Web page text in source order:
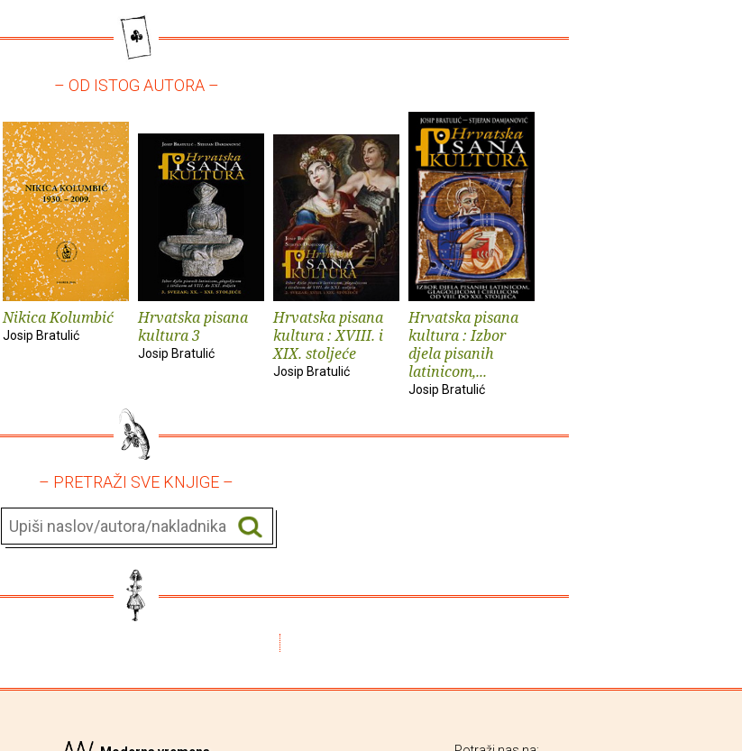
– OD ISTOG AUTORA –
Nikica Kolumbić
Josip Bratulić
Hrvatska pisana
kultura 3
Josip Bratulić
Hrvatska pisana
kultura : XVIII. i
XIX. stoljeće
Josip Bratulić
Hrvatska pisana
kultura : Izbor
djela pisanih
latinicom,...
Josip Bratulić
– PRETRAŽI SVE KNJIGE –